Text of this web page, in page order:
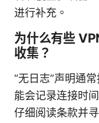
进行补充。
为什么有些
收集？
“无日志”声明通
能会记录连接时
仔细阅读条款并